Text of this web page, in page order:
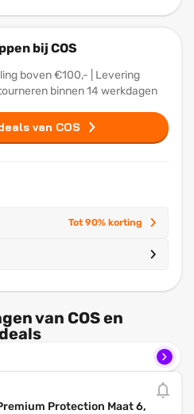
bij COS
boven €100,- | Levering
binnen 14 werkdagen
van COS
Tot 90% korting
van COS en
Protection Maat 6,